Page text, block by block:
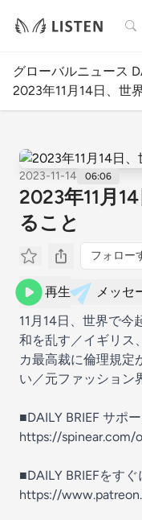
検索
グローバルニュース
2023年11月14日、世
2023-11-14 06:06
2023年11月
ること
フォロー
再生
メッセ
11月14日、世界で今
和を乱す／イギリス
カ最高裁に倫理規定
い／元ファッション
■DAILY BRIEF サポ
https://spinear.com/
■DAILY BRIEFをす
https://